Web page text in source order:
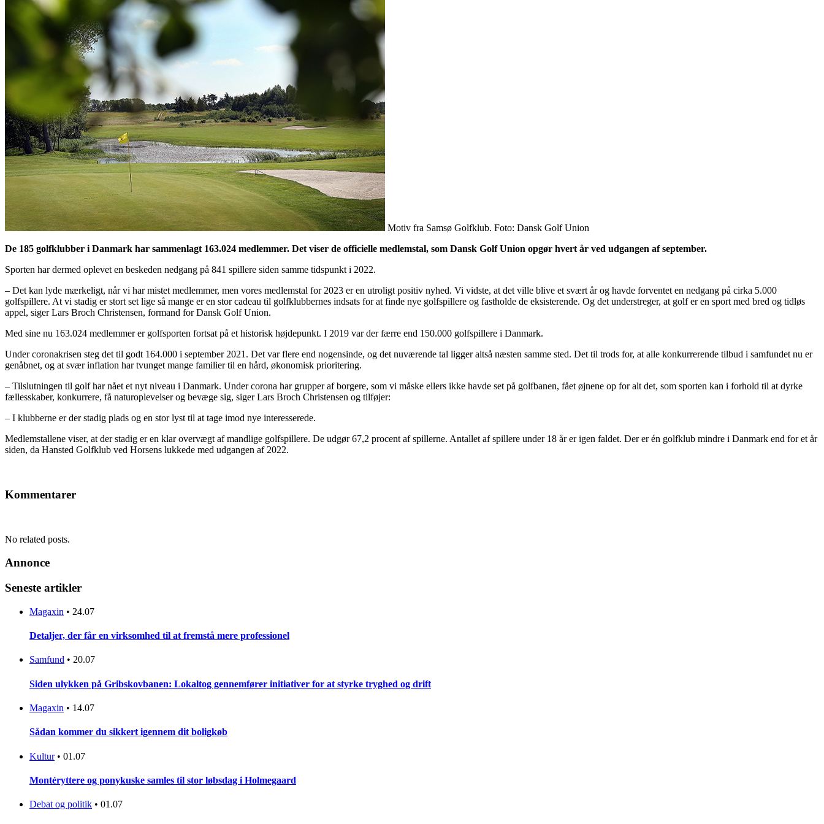
Motiv fra Samsø Golfklub. Foto: Dansk Golf Union
De 185 golfklubber i Danmark har sammenlagt 163.024 medlemmer. Det viser de officielle medlemstal, som Dansk Golf Union opgør hvert år ved udgangen af september.
Sporten har dermed oplevet en beskeden nedgang på 841 spillere siden samme tidspunkt i 2022.
– Det kan lyde mærkeligt, når vi har mistet medlemmer, men vores medlemstal for 2023 er en utroligt positiv nyhed. Vi vidste, at det ville blive et svært år og havde forventet en nedgang på cirka 5.000
golfspillere. At vi stadig er stort set lige så mange er en stor cadeau til golfklubbernes indsats for at finde nye golfspillere og fastholde de eksisterende. Og det understreger, at golf er en sport med bred og tidløs
appel, siger Lars Broch Christensen, formand for Dansk Golf Union.
Med sine nu 163.024 medlemmer er golfsporten fortsat på et historisk højdepunkt. I 2019 var der færre end 150.000 golfspillere i Danmark.
Under coronakrisen steg det til godt 164.000 i september 2021. Det var flere end nogensinde, og det nuværende tal ligger altså næsten samme sted. Det til trods for, at alle konkurrerende tilbud i samfundet nu er
genåbnet, og at svær inflation har tvunget mange familier til en hård, økonomisk prioritering.
– Tilslutningen til golf har nået et nyt niveau i Danmark. Under corona har grupper af borgere, som vi måske ellers ikke havde set på golfbanen, fået øjnene op for alt det, som sporten kan i forhold til at dyrke
fællesskaber, konkurrere, få naturoplevelser og bevæge sig, siger Lars Broch Christensen og tilføjer:
– I klubberne er der stadig plads og en stor lyst til at tage imod nye interesserede.
Medlemstallene viser, at der stadig er en klar overvægt af mandlige golfspillere. De udgør 67,2 procent af spillerne. Antallet af spillere under 18 år er igen faldet. Der er én golfklub mindre i Danmark end for et år
siden, da Hansted Golfklub ved Horsens lukkede med udgangen af 2022.
Kommentarer
No related posts.
Annonce
Seneste artikler
Magaxin • 24.07
Detaljer, der får en virksomhed til at fremstå mere professionel
Samfund • 20.07
Siden ulykken på Gribskovbanen: Lokaltog gennemfører initiativer for at styrke tryghed og drift
Magaxin • 14.07
Sådan kommer du sikkert igennem dit boligkøb
Kultur • 01.07
Montéryttere og ponykuske samles til stor løbsdag i Holmegaard
Debat og politik • 01.07